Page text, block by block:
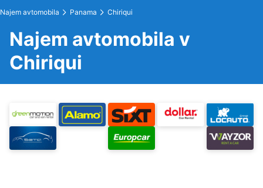
Najem avtomobila Panama Chiriqui
Najem avtomobila v
Chiriqui